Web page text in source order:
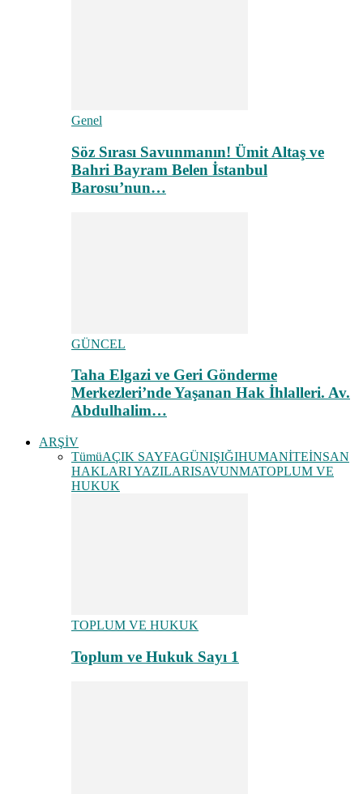
Genel
Söz Sırası Savunmanın! Ümit Altaş ve
Bahri Bayram Belen İstanbul
Barosu’nun…
GÜNCEL
Taha Elgazi ve Geri Gönderme
Merkezleri’nde Yaşanan Hak İhlalleri. Av.
Abdulhalim…
ARŞİV
TümüAÇIK SAYFAGÜNIŞIĞIHUMANİTEİNSAN
HAKLARI YAZILARISAVUNMATOPLUM VE
HUKUK
TOPLUM VE HUKUK
Toplum ve Hukuk Sayı 1